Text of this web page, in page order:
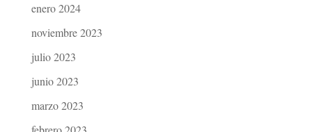
enero 2024
noviembre 2023
julio 2023
junio 2023
marzo 2023